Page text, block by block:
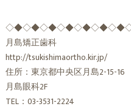
月島矯正歯科
http://tsukishimaortho.kir.jp/
住所：東京都中央区月島2-15-16
月島眼科2F
TEL：03-3531-2224